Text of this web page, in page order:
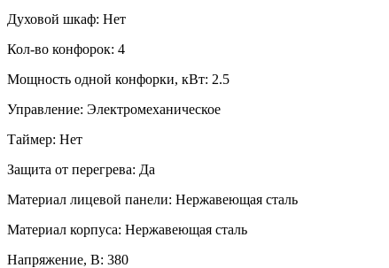
Духовой шкаф: Нет
Кол-во конфорок: 4
Мощность одной конфорки, кВт: 2.5
Управление: Электромеханическое
Таймер: Нет
Защита от перегрева: Да
Материал лицевой панели: Нержавеющая сталь
Материал корпуса: Нержавеющая сталь
Напряжение, В: 380